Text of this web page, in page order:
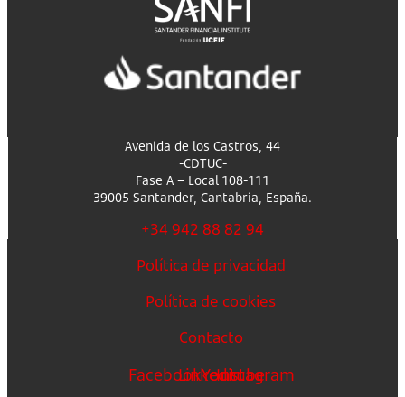
Avenida de los Castros, 44
-CDTUC-
Fase A – Local 108-111
39005 Santander, Cantabria, España.
+34 942 88 82 94
Política de privacidad
Política de cookies
Contacto
FacebookLinkedin
Youtube
Instagram